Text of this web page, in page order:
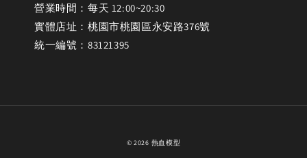
營業時間：每天 12:00~20:30
實體店址：桃園市桃園區永安路376號
統一編號：83121395
© 2026 熱血模型